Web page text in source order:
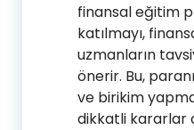
finansal eğitim
katılmayı,
uzmanların
önerir. Bu,
ve birikim
dikkatli kararlar